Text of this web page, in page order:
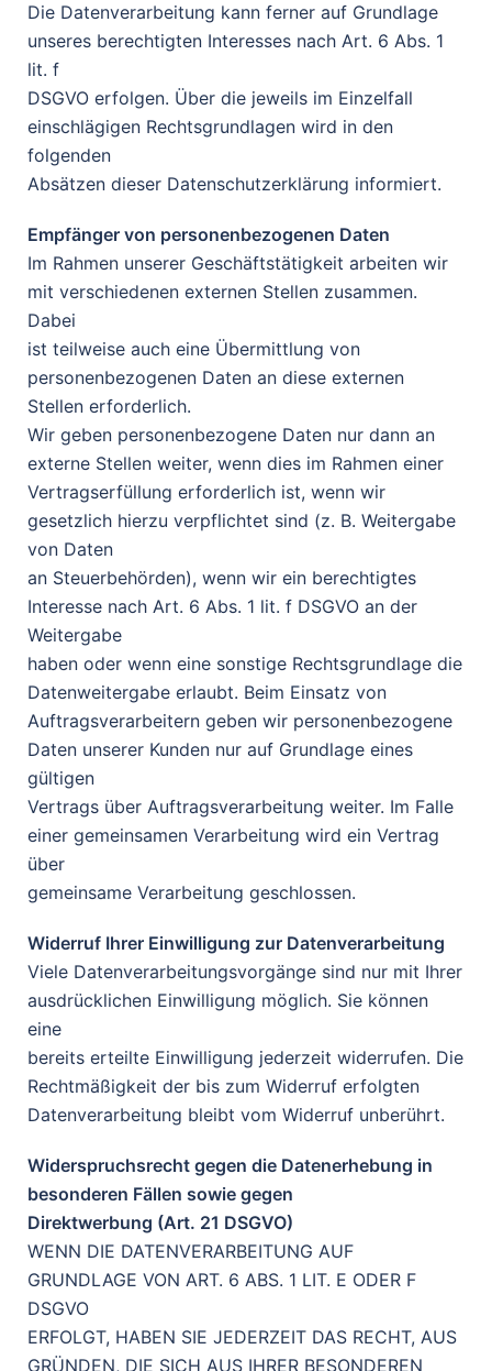
Die Datenverarbeitung kann ferner auf Grundlage
unseres berechtigten Interesses nach Art. 6 Abs. 1
lit. f
DSGVO erfolgen. Über die jeweils im Einzelfall
einschlägigen Rechtsgrundlagen wird in den
folgenden
Absätzen dieser Datenschutzerklärung informiert.
Empfänger von personenbezogenen Daten
Im Rahmen unserer Geschäftstätigkeit arbeiten wir
mit verschiedenen externen Stellen zusammen.
Dabei
ist teilweise auch eine Übermittlung von
personenbezogenen Daten an diese externen
Stellen erforderlich.
Wir geben personenbezogene Daten nur dann an
externe Stellen weiter, wenn dies im Rahmen einer
Vertragserfüllung erforderlich ist, wenn wir
gesetzlich hierzu verpflichtet sind (z. B. Weitergabe
von Daten
an Steuerbehörden), wenn wir ein berechtigtes
Interesse nach Art. 6 Abs. 1 lit. f DSGVO an der
Weitergabe
haben oder wenn eine sonstige Rechtsgrundlage die
Datenweitergabe erlaubt. Beim Einsatz von
Auftragsverarbeitern geben wir personenbezogene
Daten unserer Kunden nur auf Grundlage eines
gültigen
Vertrags über Auftragsverarbeitung weiter. Im Falle
einer gemeinsamen Verarbeitung wird ein Vertrag
über
gemeinsame Verarbeitung geschlossen.
Widerruf Ihrer Einwilligung zur Datenverarbeitung
Viele Datenverarbeitungsvorgänge sind nur mit Ihrer
ausdrücklichen Einwilligung möglich. Sie können
eine
bereits erteilte Einwilligung jederzeit widerrufen. Die
Rechtmäßigkeit der bis zum Widerruf erfolgten
Datenverarbeitung bleibt vom Widerruf unberührt.
Widerspruchsrecht gegen die Datenerhebung in
besonderen Fällen sowie gegen
Direktwerbung (Art. 21 DSGVO)
WENN DIE DATENVERARBEITUNG AUF
GRUNDLAGE VON ART. 6 ABS. 1 LIT. E ODER F
DSGVO
ERFOLGT, HABEN SIE JEDERZEIT DAS RECHT, AUS
GRÜNDEN, DIE SICH AUS IHRER BESONDEREN